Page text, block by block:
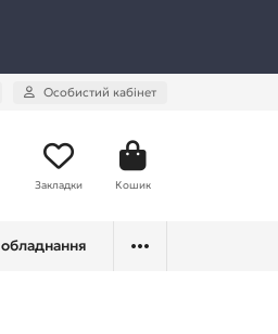
Особистий кабінет
Закладки Кошик